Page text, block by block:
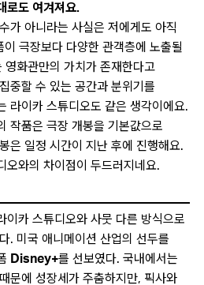
로도 여겨져요.
가 아니라는 사실은 저에게도 아직
극장보다 다양한 관객층에 노출될
영화관만의 가치가 존재한다고
중할 수 있는 공간과 분위기를
라이카 스튜디오도 같은 생각이에요.
작품은 극장 개봉을 기본값으로
은 일정 시간이 지난 후에 진행해요.
오와의 차이점이 두드러지네요.
이카 스튜디오와 사뭇 다른 방식으로
. 미국 애니메이션 산업의 선두를
Disney+를 선보였다. 국내에서는
문에 성장세가 주춤하지만, 픽사와